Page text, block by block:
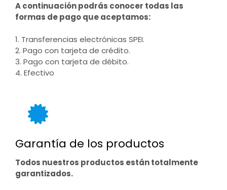
A continuación podrás conocer todas las
formas de pago que aceptamos:
1. Transferencias electrónicas SPEI.
2. Pago con tarjeta de crédito.
3. Pago con tarjeta de débito.
4. Efectivo
Garantía de los productos
Todos nuestros productos están totalmente
garantizados.